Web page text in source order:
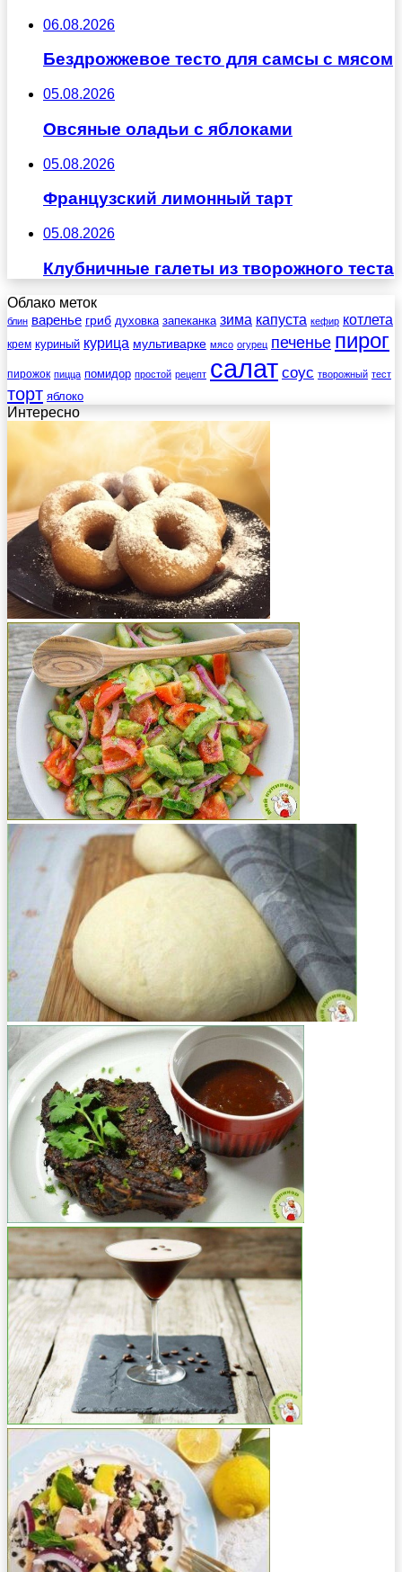
06.08.2026
Бездрожжевое тесто для самсы с мясом
05.08.2026
Овсяные оладьи с яблоками
05.08.2026
Французский лимонный тарт
05.08.2026
Клубничные галеты из творожного теста
Облако меток
блин варенье гриб духовка запеканка зима капуста кефир котлета
крем куриный курица мультиварке мясо огурец печенье пирог
пирожок пицца помидор простой рецепт салат соус творожный тест
торт яблоко
Интересно